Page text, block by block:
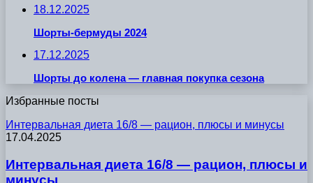
18.12.2025
Шорты-бермуды 2024
17.12.2025
Шорты до колена — главная покупка сезона
Избранные посты
Интервальная диета 16/8 — рацион, плюсы и минусы
17.04.2025
Интервальная диета 16/8 — рацион, плюсы и
минусы